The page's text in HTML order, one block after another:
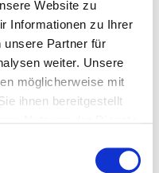
Website zu
Informationen zu Ihrer
unsere Partner für
weiter. Unsere
möglicherweise mit
ihnen bereitgestellt
2.000 Euro sowie
GmbH